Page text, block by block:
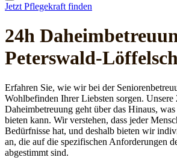
Jetzt Pflegekraft finden
24h
Peterswald-
Erfahren Sie, wie wir bei der
Wohlbefinden Ihrer Liebsten sorgen. Unsere
Daheimbetreuung geht über das Hinaus,
bieten kann. Wir verstehen, dass jeder
Bedürfnisse hat, und deshalb bieten wir
an, die auf die spezifischen Anforderungen
abgestimmt sind.